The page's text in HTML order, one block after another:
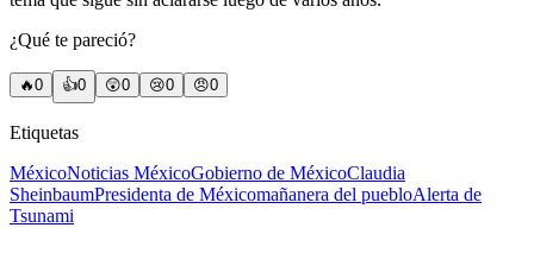
¿Qué te pareció?
🔥0 👍0 😲0 😢0 😠0
Etiquetas
MéxicoNoticias MéxicoGobierno de MéxicoClaudia
SheinbaumPresidenta de Méxicomañanera del puebloAlerta de
Tsunami